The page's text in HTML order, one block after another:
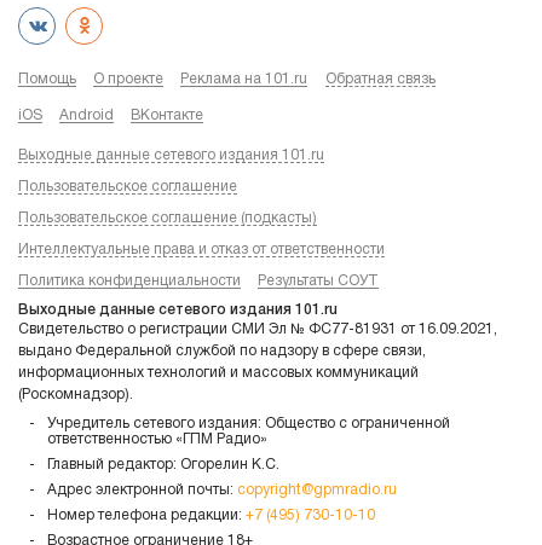
Помощь О проекте Реклама на 101.ru Обратная связь
iOS Android ВКонтакте
Выходные данные сетевого издания 101.ru
Пользовательское соглашение
Пользовательское соглашение (подкасты)
Интеллектуальные права и отказ от ответственности
Политика конфиденциальности Результаты СОУТ
Выходные данные сетевого издания 101.ru
Свидетельство о регистрации СМИ Эл № ФС77-81931 от 16.09.2021,
выдано Федеральной службой по надзору в сфере связи,
информационных технологий и массовых коммуникаций
(Роскомнадзор).
Учредитель сетевого издания: Общество с ограниченной
ответственностью «ГПМ Радио»
Главный редактор: Огорелин К.С.
Адрес электронной почты: copyright@gpmradio.ru
Номер телефона редакции: +7 (495) 730-10-10
Возрастное ограничение 18+